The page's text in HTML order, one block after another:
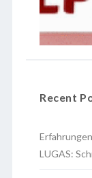
Recent
LUGAS: